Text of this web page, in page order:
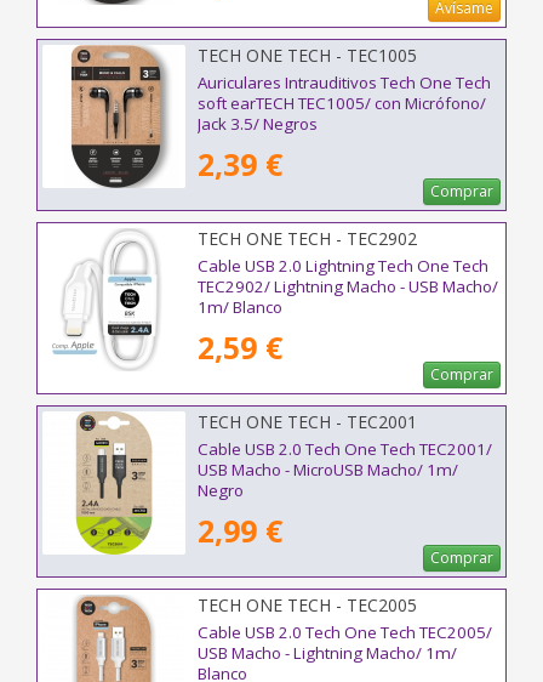
Avísame
TECH ONE TECH - TEC1005
Auriculares Intrauditivos Tech One Tech
soft earTECH TEC1005/ con Micrófono/
Jack 3.5/ Negros
2,39 €
Comprar
TECH ONE TECH - TEC2902
Cable USB 2.0 Lightning Tech One Tech
TEC2902/ Lightning Macho - USB Macho/
1m/ Blanco
2,59 €
Comprar
TECH ONE TECH - TEC2001
Cable USB 2.0 Tech One Tech TEC2001/
USB Macho - MicroUSB Macho/ 1m/
Negro
2,99 €
Comprar
TECH ONE TECH - TEC2005
Cable USB 2.0 Tech One Tech TEC2005/
USB Macho - Lightning Macho/ 1m/
Blanco